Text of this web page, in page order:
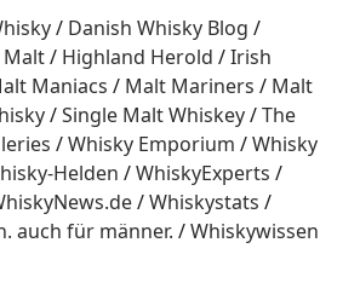
Danish Whisky Blog
Malt
Highland Herold
Irish
Maniacs Malt Mariners
Malt
Single Malt Whiskey
The
Whisky Emporium
Whisky
Helden
WhiskyExperts
Whiskystats
auch für männer.
Whiskywissen